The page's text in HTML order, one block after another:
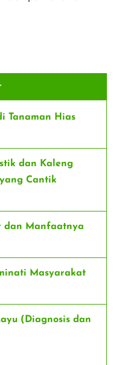
Tanaman Hias
dan Kaleng
Cantik
dan Manfaatnya
Masyarakat
(Diagnosis dan